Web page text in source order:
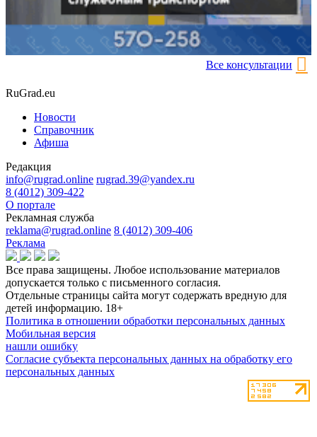
Все консультации
RuGrad.eu
Новости
Справочник
Афиша
Редакция
info@rugrad.online rugrad.39@yandex.ru
8 (4012) 309-422
О портале
Рекламная служба
reklama@rugrad.online 8 (4012) 309-406
Реклама
Все права защищены. Любое использование материалов
допускается только с письменного согласия.
Отдельные страницы сайта могут содержать вредную для
детей информацию. 18+
Политика в отношении обработки персональных данных
Мобильная версия
нашли ошибку
Согласие субъекта персональных данных на обработку его
персональных данных